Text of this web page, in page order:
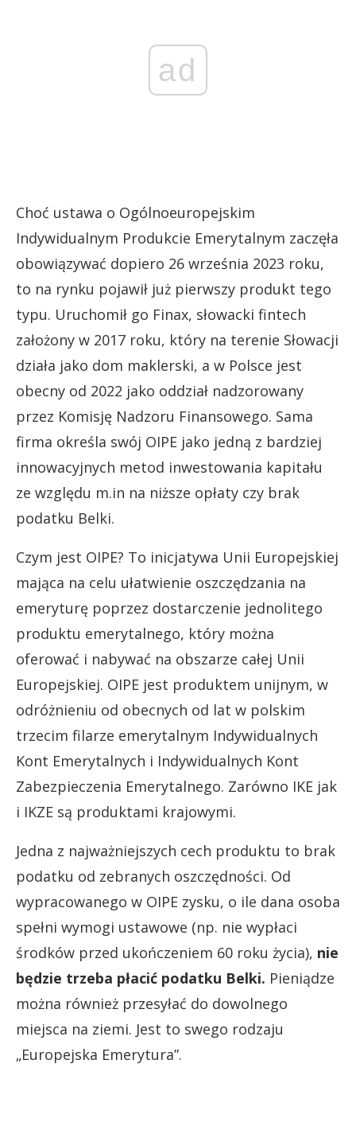
ad
Choć ustawa o Ogólnoeuropejskim
Indywidualnym Produkcie Emerytalnym zaczęła
obowiązywać dopiero 26 września 2023 roku,
to na rynku pojawił już pierwszy produkt tego
typu. Uruchomił go Finax, słowacki fintech
założony w 2017 roku, który na terenie Słowacji
działa jako dom maklerski, a w Polsce jest
obecny od 2022 jako oddział nadzorowany
przez Komisję Nadzoru Finansowego. Sama
firma określa swój OIPE jako jedną z bardziej
innowacyjnych metod inwestowania kapitału
ze względu m.in na niższe opłaty czy brak
podatku Belki.
Czym jest OIPE? To inicjatywa Unii Europejskiej
mająca na celu ułatwienie oszczędzania na
emeryturę poprzez dostarczenie jednolitego
produktu emerytalnego, który można
oferować i nabywać na obszarze całej Unii
Europejskiej. OIPE jest produktem unijnym, w
odróżnieniu od obecnych od lat w polskim
trzecim filarze emerytalnym Indywidualnych
Kont Emerytalnych i Indywidualnych Kont
Zabezpieczenia Emerytalnego. Zarówno IKE jak
i IKZE są produktami krajowymi.
Jedna z najważniejszych cech produktu to brak
podatku od zebranych oszczędności. Od
wypracowanego w OIPE zysku, o ile dana osoba
spełni wymogi ustawowe (np. nie wypłaci
środków przed ukończeniem 60 roku życia), nie
będzie trzeba płacić podatku Belki. Pieniądze
można również przesyłać do dowolnego
miejsca na ziemi. Jest to swego rodzaju
„Europejska Emerytura”.